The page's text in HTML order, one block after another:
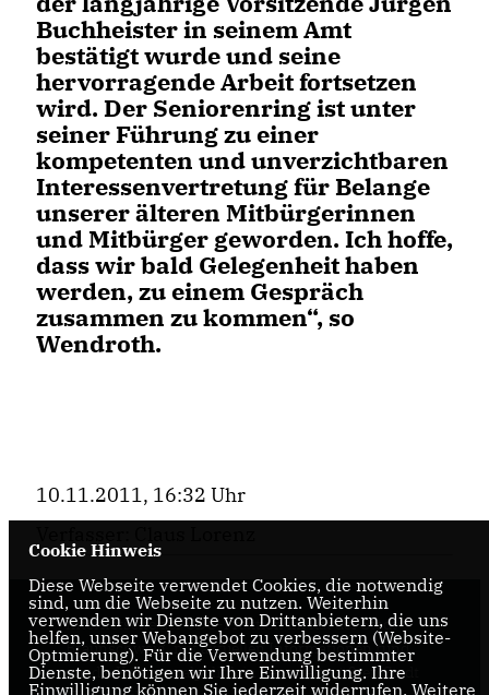
Buchheister in seinem Amt
bestätigt wurde und seine
hervorragende Arbeit fortsetzen
wird. Der Seniorenring ist unter
seiner Führung zu einer
kompetenten und unverzichtbaren
Interessenvertretung für Belange
unserer älteren Mitbürgerinnen
und Mitbürger geworden. Ich hoffe,
dass wir bald Gelegenheit haben
werden, zu einem Gespräch
zusammen zu kommen“, so
Wendroth.
10.11.2011, 16:32 Uhr
Internetseite der CDU-Fraktion im Rat der Stadt
Braunschweig, mit aktuellen Informationen rund
um die Kommunalpolitik in der zweitgrößten Stadt
Cookie Hinweis
Diese Webseite verwendet Cookies, die notwendig
sind, um die Webseite zu nutzen. Weiterhin
verwenden wir Dienste von Drittanbietern, die uns
helfen, unser Webangebot zu verbessern (Website-
Optmierung). Für die Verwendung bestimmter
Dienste, benötigen wir Ihre Einwilligung. Ihre
Einwilligung können Sie jederzeit widerrufen. Weitere